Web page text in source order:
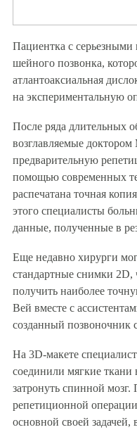
Пациентка с
шейного позвонка,
атлантоаксиальная
на экспериментальную
После ряда длительных
возглавляемые
предварительную
помощью современных
распечатана точная
этого специалисты
данные, полученные в
Еще недавно хирурги
стандартные снимки 2D,
получить наиболее
Вей вместе с
созданный позвоночник
На 3D-макете
соединили мягкие ткани
затронуть спинной мозг.
репетиционной
основной своей